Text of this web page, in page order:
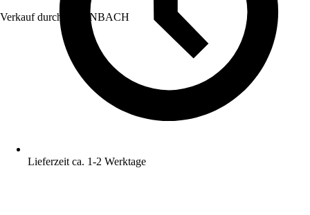
Verkauf durch: HORNBACH
Lieferzeit ca. 1-2 Werktage